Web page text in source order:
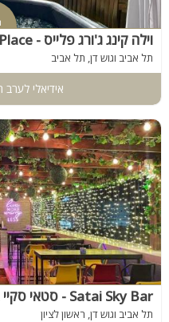
וילה קינג ג'ורג פלייס - King George Place
תל אביב וגוש דן, תל אביב
אידיאלי
Satai Sky Bar - סטאי סקיי בר
תל אביב וגוש דן, ראשון לציון